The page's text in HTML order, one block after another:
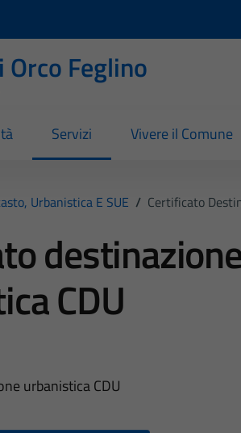
Orco Feglino
Servizi Vivere il Comune
Urbanistica E SUE / Certificato
CDU
urbanistica CDU